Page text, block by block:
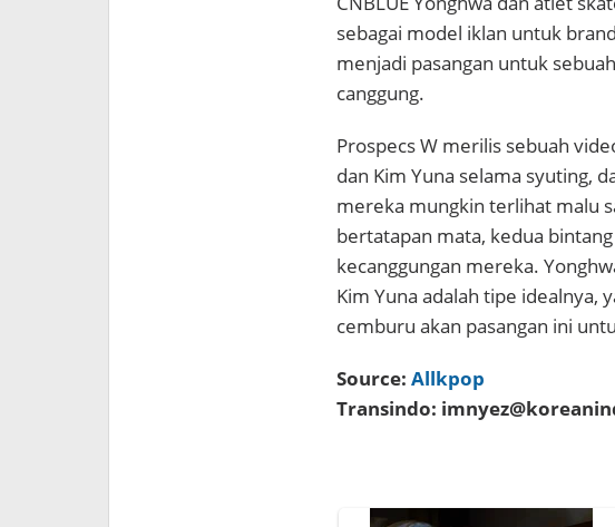
sebagai model iklan untuk
menjadi pasangan untuk
canggung.
Prospecs W merilis sebuah
dan Kim Yuna selama syuting,
mereka mungkin terlihat malu
bertatapan mata, kedua
kecanggungan mereka.
Kim Yuna adalah tipe idealnya,
cemburu akan pasangan ini
Source: Allkpop
Transindo: